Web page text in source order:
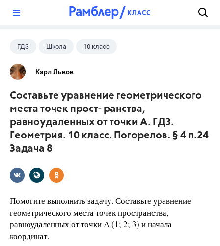
ГДЗ Школа 10 класс
Геометрия
Карл Львов
Составьте уравнение геометрического
места точек прост- ранства,
равноудаленных от точки А. ГДЗ.
Геометрия. 10 класс. Погорелов. § 4 п.24
Задача 8
Помогите выполнить задачу. Составьте уравнение
геометрического места точек пространства,
равноудаленных от точки А (1; 2; 3) и начала
координат.